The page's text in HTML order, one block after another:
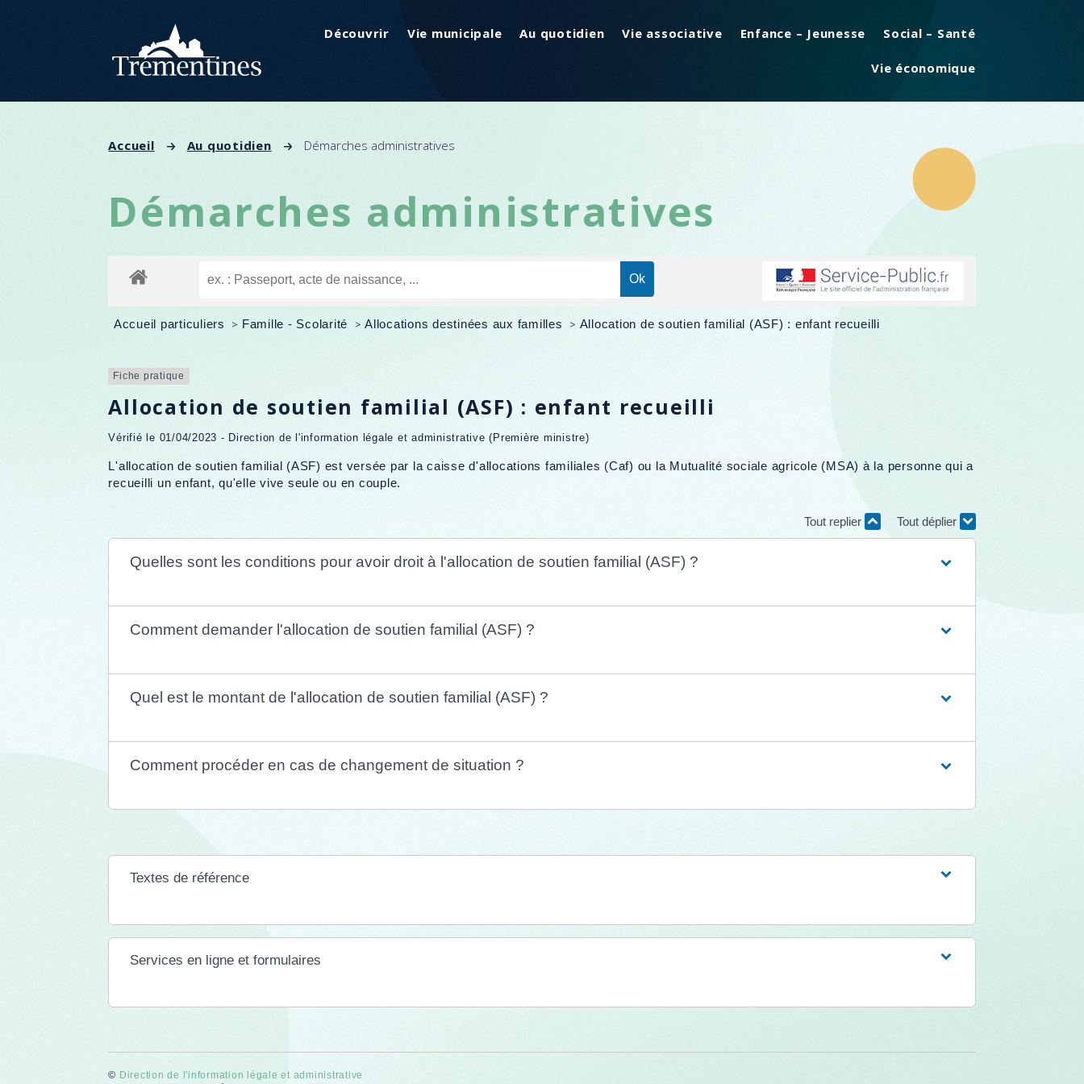
Découvrir Vie municipale Au quotidien Vie associative Enfance – Jeunesse Social – Santé
Vie économique
Accueil Au quotidien Démarches administratives
Démarches administratives
Accueil particuliers > Famille - Scolarité > Allocations destinées aux familles > Allocation de soutien familial (ASF) : enfant recueilli
Fiche pratique
Allocation de soutien familial (ASF) : enfant recueilli
Vérifié le 01/04/2023 - Direction de l'information légale et administrative (Première ministre)
L'allocation de soutien familial (ASF) est versée par la caisse d'allocations familiales (Caf) ou la Mutualité sociale agricole (MSA) à la personne qui a
recueilli un enfant, qu'elle vive seule ou en couple.
Tout replier Tout déplier
Quelles sont les conditions pour avoir droit à l'allocation de soutien familial (ASF) ?
Comment demander l'allocation de soutien familial (ASF) ?
Quel est le montant de l'allocation de soutien familial (ASF) ?
Comment procéder en cas de changement de situation ?
Textes de référence
Services en ligne et formulaires
© Direction de l'information légale et administrative